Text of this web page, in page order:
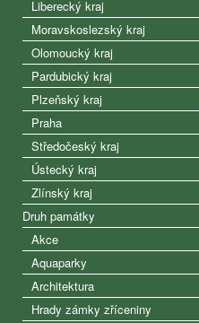
Liberecký kraj
Moravskoslezský kraj
Olomoucký kraj
Pardubický kraj
Plzeňský kraj
Praha
Středočeský kraj
Ústecký kraj
Zlínský kraj
Druh památky
Akce
Aquaparky
Architektura
Hrady zámky zříceniny